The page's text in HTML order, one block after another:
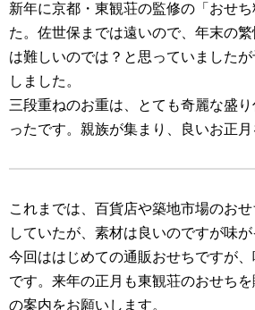
新年に京都・東観荘の監修の「おせ
た。佐世保までは遠いので、年末の
は難しいのでは？と思っていました
しました。
三段重ねのお重は、とても奇麗な盛
ったです。親族が集まり、良いお正月
これまでは、百貨店や築地市場のお
していたが、素材は良いのですが味が
今回ははじめての通販おせちですが
です。来年の正月も東観荘のおせち
の案内をお願いします。